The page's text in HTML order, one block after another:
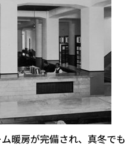
暖房が完備され、真冬でも